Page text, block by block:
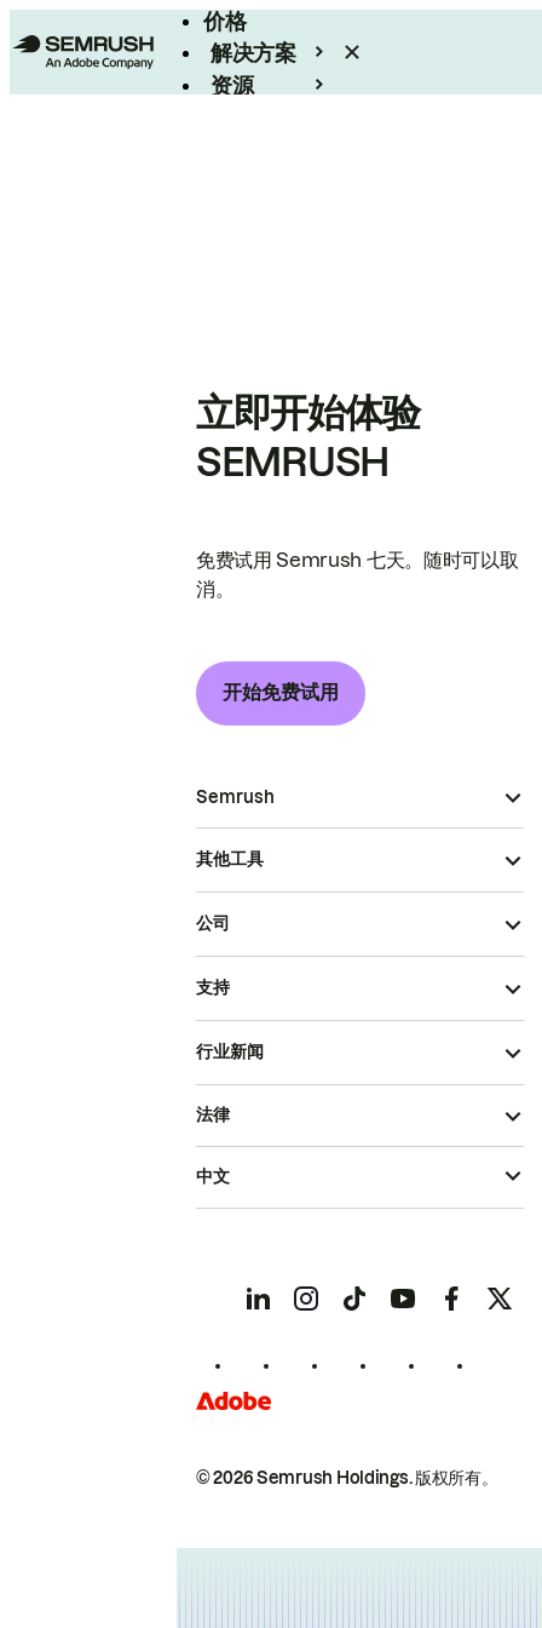
价格
解决方案
资源
立即开始体验
SEMRUSH
免费试用 Semrush 七天。随时可以取
消。
开始免费试用
Semrush
其他工具
公司
支持
行业新闻
© 2026 Semrush Holdings.版权所有。
法律
中文